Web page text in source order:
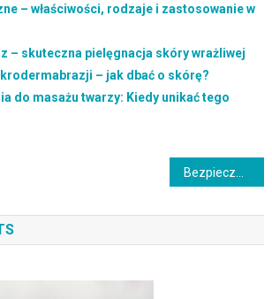
– właściwości, rodzaje i zastosowanie w
– skuteczna pielęgnacja skóry wrażliwej
– jak dbać o skórę?
do masażu twarzy: Kiedy unikać tego